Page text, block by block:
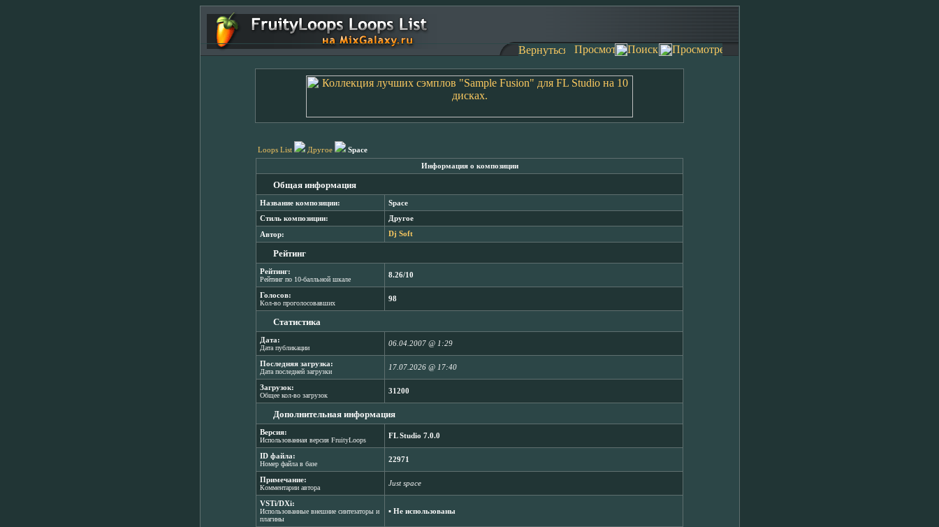
Loops List Другое Space
Информация о композиции
Общая информация
Название композиции: Space
Стиль композиции: Другое
Автор: Dj Soft
Рейтинг
Рейтинг:
Рейтинг по 10-балльной шкале
8.26/10
Голосов:
Кол-во проголосовавших
98
Статистика
Дата:
Дата публикации
06.04.2007 @ 1:29
Последняя загрузка:
Дата последней загрузки
17.07.2026 @ 17:40
Загрузок:
Общее кол-во загрузок
31200
Дополнительная информация
Версия:
Использованная версия FruityLoops
FL Studio 7.0.0
ID файла:
Номер файла в базе
22971
Примечание:
Комментарии автора
Just space
VSTi/DXi:
Использованные внешние синтезаторы и
плагины
▪ Не использованы